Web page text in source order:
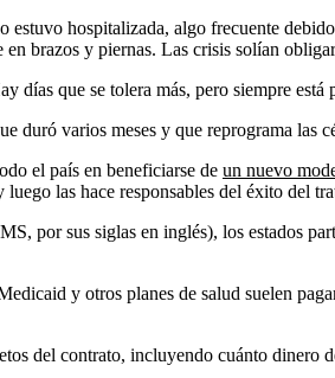
hospitalizada, algo frecuente
brazos y piernas. Las crisis solían
días que se tolera más, pero siempre está
duró varios meses y que reprograma las
el país en beneficiarse de un nuevo
las hace responsables del éxito del
por sus siglas en inglés), los estados
y otros planes de salud suelen
del contrato, incluyendo cuánto dinero